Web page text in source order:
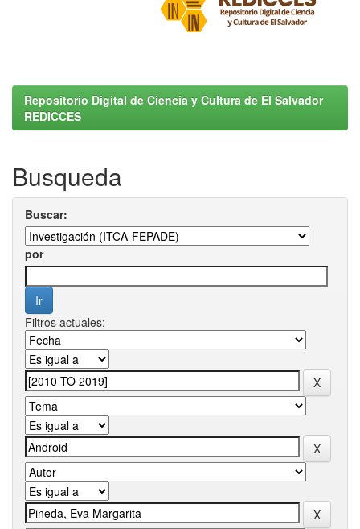
Repositorio Digital de Ciencia y Cultura de El Salvador
REDICCES
Busqueda
Buscar:
por
Filtros actuales: